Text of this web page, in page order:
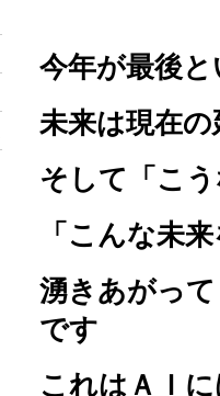
今年が最後
未来は現在
そして「こ
「こんな未
湧きあがっ
です
これはＡＩ